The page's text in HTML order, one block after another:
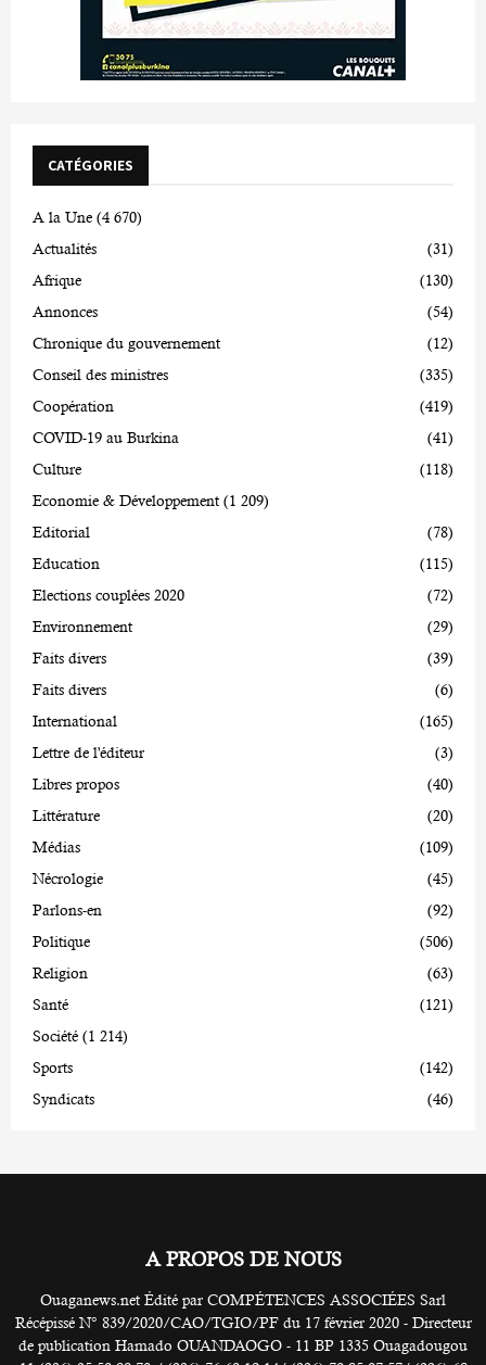
CATÉGORIES
A la Une (4 670)
Actualités
(31)
Afrique
(130)
Annonces
(54)
Chronique du gouvernement
(12)
Conseil des ministres
(335)
Coopération
(419)
COVID-19 au Burkina
(41)
Culture
(118)
Economie & Développement (1 209)
Editorial
(78)
Education
(115)
Elections couplées 2020
(72)
Environnement
(29)
Faits divers
(39)
Faits divers
(6)
International
(165)
Lettre de l'éditeur
(3)
Libres propos
(40)
Littérature
(20)
Médias
(109)
Nécrologie
(45)
Parlons-en
(92)
Politique
(506)
Religion
(63)
Santé
(121)
Société (1 214)
Sports
(142)
Syndicats
(46)
A PROPOS DE NOUS
Ouaganews.net Édité par COMPÉTENCES ASSOCIÉES Sarl
Récépissé N° 839/2020/CAO/TGIO/PF du 17 février 2020 - Directeur
de publication Hamado OUANDAOGO - 11 BP 1335 Ouagadougou